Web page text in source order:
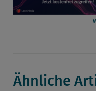
Ähnliche